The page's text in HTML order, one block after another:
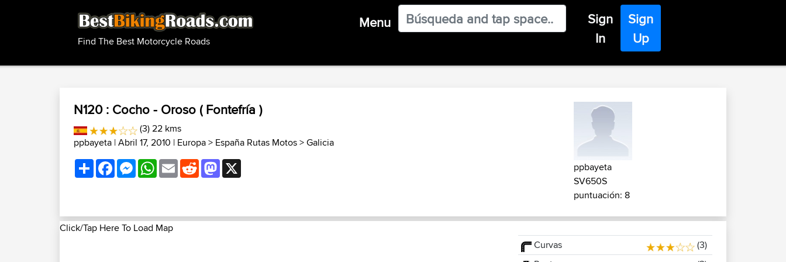
Find The Best Motorcycle Roads
Menu
Sign
In
Sign
Up
N120 : Cocho - Oroso ( Fontefría )
(3) 22 kms
ppbayeta | Abril 17, 2010 | Europa> España Rutas Motos>Galicia
ShareFacebookMessenger
WhatsApp
EmailRedditMastodon
ppbayeta
SV650S
puntuación: 8
Click/Tap Here To Load Map
Curvas
(3)